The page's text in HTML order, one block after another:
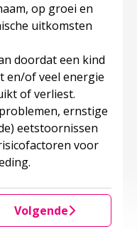
op groei en
uitkomsten
doordat een kind
en/of veel energie
of verliest.
ernstige
eetstoornissen
voor
Volgende